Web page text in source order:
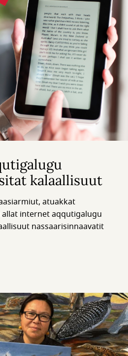
kalaallisuut
atuakkat
allat internet aqqutigalugu
nassaarisinnaavatit